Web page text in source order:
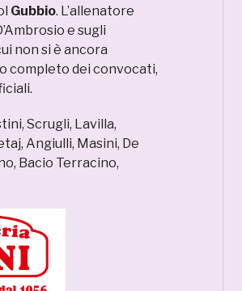
Gubbio. L’allenatore
e sugli
non si è ancora
completo dei convocati,
Scrugli, Lavilla,
Angiulli, Masini, De
Bacio Terracino,